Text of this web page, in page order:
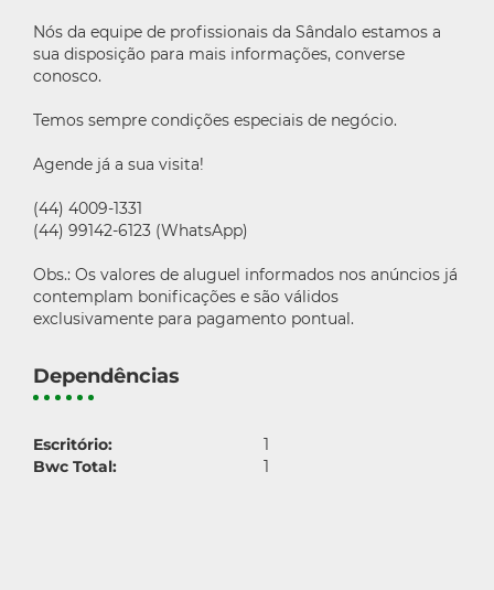
Nós da equipe de profissionais da Sândalo estamos a
sua disposição para mais informações, converse
conosco.
Temos sempre condições especiais de negócio.
Agende já a sua visita!
(44) 4009-1331
(44) 99142-6123 (WhatsApp)
Obs.: Os valores de aluguel informados nos anúncios já
contemplam bonificações e são válidos
exclusivamente para pagamento pontual.
Dependências
Escritório:
1
Bwc Total:
1